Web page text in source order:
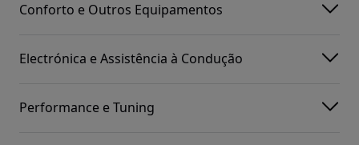
Conforto e Outros Equipamentos
Electrónica e Assistência à Condução
Performance e Tuning